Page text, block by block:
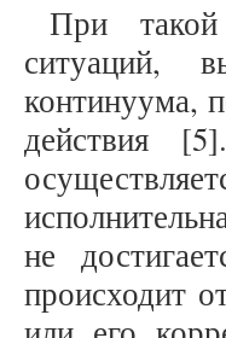
При такой
ситуаций,
континуума,
действия
не
происходит